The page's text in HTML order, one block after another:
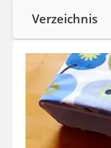
Waschsauger
Geflügelschere
Ferngesteuertes
Subwoofer
Beheizbare
Verzeichnis